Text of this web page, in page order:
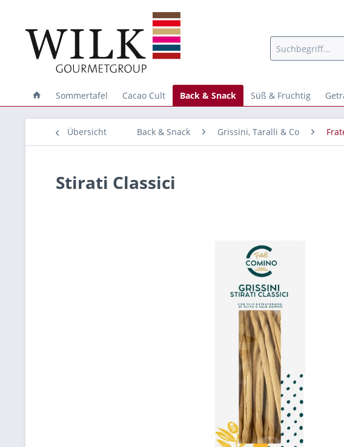
Sommertafel Cacao Cult Back & Snack Süß & Fruchtig
Übersicht Back & Snack Grissini, Taralli & Co
Stirati Classici